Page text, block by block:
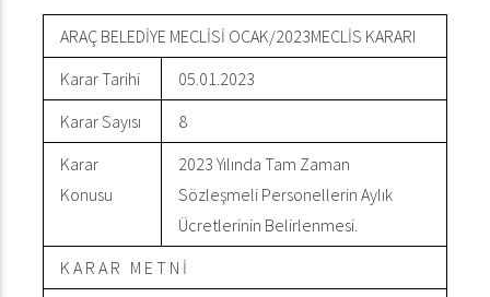
ARAÇ BELEDİYE MECLİSİ OCAK/2023MECLİS KARARI
Karar Tarihi
05.01.2023
Karar Sayısı
8
Karar
Konusu
2023 Yılında Tam Zaman
Sözleşmeli Personellerin Aylık
Ücretlerinin Belirlenmesi.
K A R A R M E T N İ